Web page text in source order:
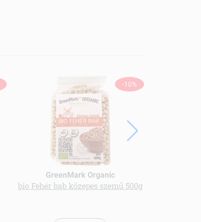
-10%
GreenMark Organic
bio Fehér bab közepes szemű 500g